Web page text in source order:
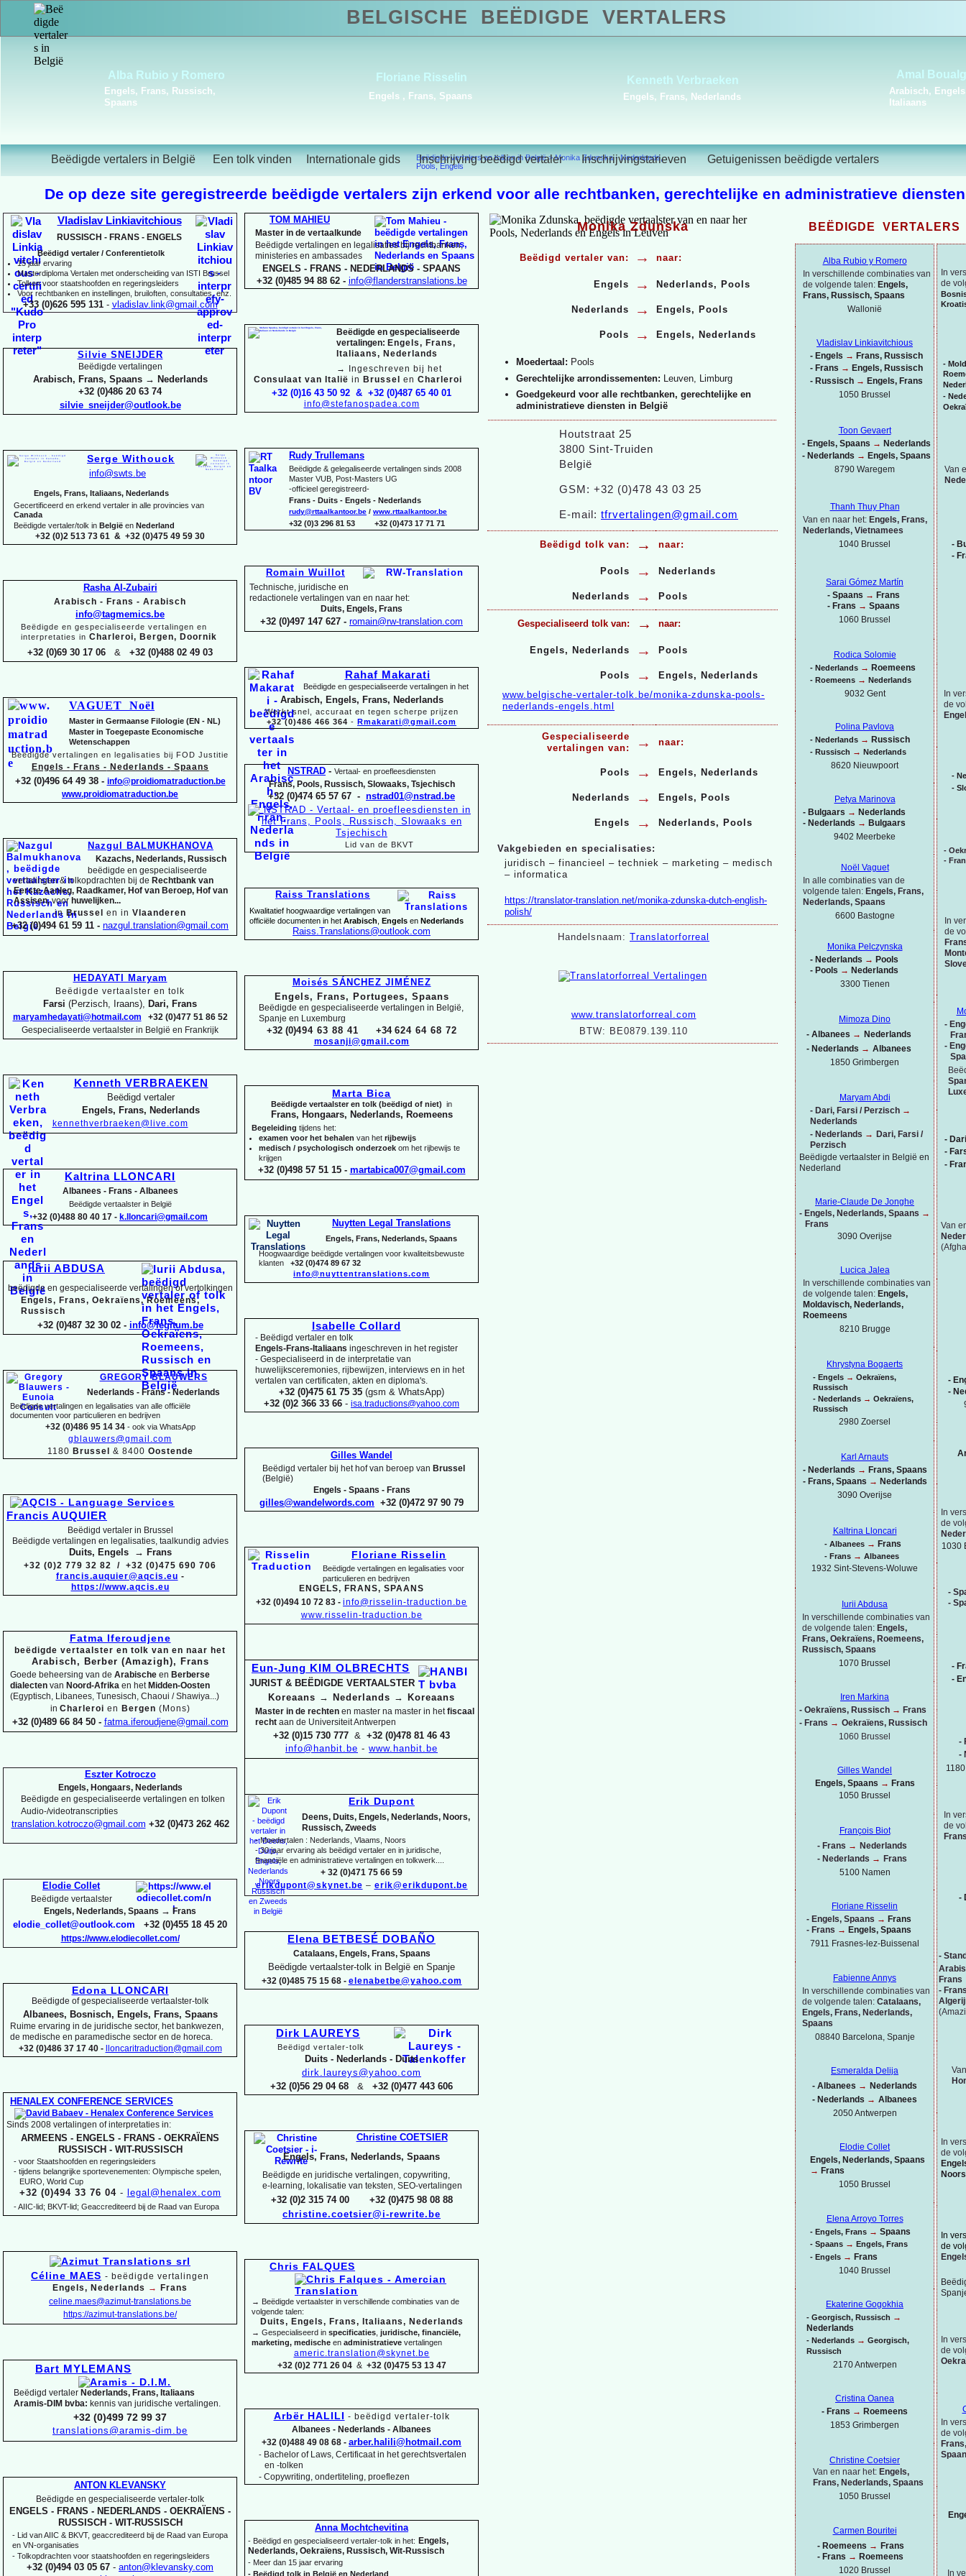
Beëdigde vertalers en tolken in België>Monika Zdunska - Nederlands,
Pools, Engels
Beëdigde vertalers in België Een tolk vinden Internationale gids Inschrijving beëdigd vertaler Inschrijvingstarieven Getuigenissen beëdigde vertalers
Arabisch,
Frédérique Christiaens
Engels, Frans, Portugees,
Spaans
Alba Carvajal
Duits, Engels, Frans,
Portugees, Spaans
Pol Cverle
Nederlands, Sloveens
BELGISCHE BEËDIGDE VERTALERS
BEËDIGDE
In
de
-
-
Van
-
-
In
de
-
-
-
-
In
de
-
-
-
-
-
Van
-
-
In
de
1030
-
-
-
-
-
-
In
de
-
-
Frans
-
In
de
In
de
In
de
In
de
In
Alba Rubio y Romero
In verschillende combinaties van
de volgende talen: Engels,
Frans, Russisch, Spaans
Wallonië
Vladislav Linkiavitchious
- Engels → Frans, Russisch
- Frans → Engels, Russisch
- Russisch → Engels, Frans
1050 Brussel
Toon Gevaert
- Engels, Spaans → Nederlands
- Nederlands → Engels, Spaans
8790 Waregem
Thanh Thuy Phan
Van en naar het: Engels, Frans,
Nederlands, Vietnamees
1040 Brussel
Sarai Gómez Martín
- Spaans → Frans
- Frans → Spaans
1060 Brussel
Rodica Solomie
- Nederlands → Roemeens
- Roemeens → Nederlands
9032 Gent
Polina Pavlova
- Nederlands → Russisch
- Russisch → Nederlands
8620 Nieuwpoort
Petya Marinova
- Bulgaars → Nederlands
- Nederlands → Bulgaars
9402 Meerbeke
Noël Vaguet
In alle combinaties van de
volgende talen: Engels, Frans,
Nederlands, Spaans
6600 Bastogne
Monika Pelczynska
- Nederlands → Pools
- Pools → Nederlands
3300 Tienen
Mimoza Dino
- Albanees → Nederlands
- Nederlands → Albanees
1850 Grimbergen
Maryam Abdi
- Dari, Farsi / Perzisch →
Nederlands
- Nederlands → Dari, Farsi /
Perzisch
Beëdigde vertaalster in België en
Nederland
Marie-Claude De Jonghe
- Engels, Nederlands, Spaans →
Frans
3090 Overijse
Lucica Jalea
In verschillende combinaties van
de volgende talen: Engels,
Moldavisch, Nederlands,
Roemeens
8210 Brugge
Khrystyna Bogaerts
- Engels → Oekraïens,
Russisch
- Nederlands → Oekraïens,
Russisch
2980 Zoersel
Karl Arnauts
- Nederlands → Frans, Spaans
- Frans, Spaans → Nederlands
3090 Overijse
Kaltrina Lloncari
- Albanees → Frans
- Frans → Albanees
1932 Sint-Stevens-Woluwe
Iurii Abdusa
In verschillende combinaties van
de volgende talen: Engels,
Frans, Oekraïens, Roemeens,
Russisch, Spaans
1070 Brussel
Iren Markina
- Oekraïens, Russisch → Frans
- Frans → Oekraïens, Russisch
1060 Brussel
Gilles Wandel
Engels, Spaans → Frans
1050 Brussel
François Biot
- Frans → Nederlands
- Nederlands → Frans
5100 Namen
Floriane Risselin
- Engels, Spaans → Frans
- Frans → Engels, Spaans
7911 Frasnes-lez-Buissenal
Fabienne Annys
In verschillende combinaties van
de volgende talen: Catalaans,
Engels, Frans, Nederlands,
Spaans
08840 Barcelona, Spanje
Esmeralda Delija
- Albanees → Nederlands
- Nederlands → Albanees
2050 Antwerpen
Elodie Collet
Engels, Nederlands, Spaans
→ Frans
1050 Brussel
Elena Arroyo Torres
- Engels, Frans → Spaans
- Spaans → Engels, Frans
- Engels → Frans
1040 Brussel
Ekaterine Gogokhia
- Georgisch, Russisch →
Nederlands
- Nederlands → Georgisch,
Russisch
2170 Antwerpen
Cristina Oanea
- Frans → Roemeens
1853 Grimbergen
Christine Coetsier
Van en naar het: Engels,
Frans, Nederlands, Spaans
1050 Brussel
Carmen Bouritei
- Roemeens → Frans
- Frans → Roemeens
1020 Brussel
De op deze site geregistreerde beëdigde vertalers zijn erkend voor alle rechtbanken, gerechtelijke en administratieve
TOM MAHIEU
Master in de vertaalkunde
Beëdigde vertalingen en legalisaties bij rechtbanken,
ministeries en ambassades
ENGELS - FRANS - NEDERLANDS - SPAANS
+32 (0)485 94 88 62 - info@flanderstranslations.be
Beëdigde en gespecialiseerde
vertalingen: Engels, Frans,
Italiaans, Nederlands
→
Ingeschreven bij het
Consulaat van Italië in Brussel en Charleroi
+32 (0)16 43 50 92 & +32 (0)487 65 40 01
info@stefanospadea.com
Rudy Trullemans
Beëdigde & gelegaliseerde vertalingen sinds 2008
Master VUB, Post-Masters UG
-officieel geregistreerd-
Frans - Duits - Engels - Nederlands
rudy@rttaalkantoor.be / www.rttaalkantoor.be
+32 (0)3 296 81 53 +32 (0)473 17 71 71
Romain Wuillot
Technische, juridische en
redactionele vertalingen van en naar het:
Duits, Engels, Frans
+32 (0)497 147 627 - romain@rw-translation.com
Rahaf Makarati
Beëdigde en gespecialiseerde vertalingen in het
Arabisch, Engels, Frans, Nederlands
Werkt snel, accuraat en tegen scherpe prijzen
+32 (0)486 466 364 - Rmakarati@gmail.com
NSTRAD - Vertaal- en proefleesdiensten
Frans, Pools, Russisch, Slowaaks, Tsjechisch
+32 (0)474 65 57 67 - nstrad01@nstrad.be
Lid van de BKVT
Raiss Translations
Kwalitatief hoogwaardige vertalingen van
officiële documenten in het Arabisch Engels en Nederlands
Raiss .Translations@outlook.com
Moisés SÁNCHEZ JIMÉNEZ
Engels, Frans, Portugees, Spaans
Beëdigde en gespecialiseerde vertalingen in België,
Spanje en Luxemburg
+32 (0)494 63 88 41 +34 624 64 68 72
mosanji@gmail.com
Marta Bica
Beëdigde vertaalster en tolk (beëdigd of niet) in
Frans, Hongaars, Nederlands, Roemeens
Begeleiding tijdens het:
examen voor het behalen van het rijbewijs
medisch / psychologisch onderzoek om het rijbewijs te
krijgen
+32 (0)498 57 51 15 - martabica007@gmail.com
Nuytten Legal Translations
Engels, Frans, Nederlands, Spaans
Hoogwaardige beëdigde vertalingen voor kwaliteitsbewuste
klanten +32 (0)474 89 67 32
info@nuyttentranslations.com
Isabelle Collard
- Beëdigd vertaler en tolk
Engels-Frans- Italiaans ingeschreven in het register
- Gespecialiseerd in de interpretatie van
huwelijksceremonies, rijbewijzen, interviews en in het
vertalen van certificaten, akten en diploma's.
+32 (0)475 61 75 35 (gsm & WhatsApp)
+32 (0)2 366 33 66 - isa.traductions@yahoo.com
Gilles Wandel
Beëdigd vertaler bij het hof van beroep van Brussel
(België)
Engels -Spaans -Frans
gilles@wandelwords.com +32 (0)472 97 90 79
Floriane Risselin
Beëdigde vertalingen en legalisaties voor
particulieren en bedrijven
ENGELS, FRANS, SPAANS
+32 (0)494 10 72 83 - info@risselin-traduction.be
www.risselin-traduction.be
Eun-Jung KIM OLBRECHTS
JURIST & BEËDIGDE VERTAALSTER
Koreaans → Nederlands → Koreaans
Master in de rechten en master na master in hetfiscaal
recht aan de Universiteit Antwerpen
+32 (0)15 730 777 & +32 (0)478 81 46 43
info@hanbit.be - www.hanbit.be
Erik Dupont
Deens, Duits, Engels, Nederlands, Noors,
Russisch, Zweeds
-Moedertalen : Nederlands, Vlaams, Noors
-30 jaar ervaring als beëdigd vertaler en in juridische,
financiële en administratieve vertalingen en tolkwerk....
+ 32 (0)471 75 66 59
erikdupont@skynet.be – erik@erikdupont.be
Elena BETBESÉ DOBAÑO
Catalaans, Engels, Frans, Spaans
Beëdigde vertaalster-tolk in België en Spanje
+32 (0)485 75 15 68 - elenabetbe@yahoo.com
Dirk LAUREYS
Beëdigd vertaler-tolk
Duits - Nederlands - Duits
dirk.laureys@yahoo.com
+32 (0)56 29 04 68 & +32 (0)477 443 606
Christine COETSIER
Engels, Frans, Nederlands, Spaans
Beëdigde en juridische vertalingen, copywriting,
e- learning, lokalisatie van teksten, SEO-vertalingen
+32 (0)2 315 74 00 +32 (0)475 98 08 88
christine.coetsier@i-rewrite.be
Chris FALQUES
→ Beëdigde vertaalster in verschillende combinaties van de
volgende talen:
Duits, Engels, Frans, Italiaans, Nederlands
→ Gespecialiseerd in specificaties juridische, financiële,
marketing, medische en administratieve vertalingen
americ.translation@skynet.be
+32 (0)2 771 26 04& +32 (0)475 53 13 47
Arbër HALILI - beëdigd vertaler-tolk
Albanees - Nederlands - Albanees
+32 (0)488 49 08 68 - arber.halili@hotmail.com
- Bachelor of Laws, Certificaat in het gerechtsvertalen
en -tolken
- Copywriting, ondertiteling, proeflezen
Anna Mochtchevitina
- Beëdigd en gespecialiseerd vertaler-tolk in het: Engels,
Nederlands, Oekraïens, Russisch, Wit-Russisch
- Meer dan 15 jaar ervaring
- Beëdigd tolk in België en Nederland
Vladislav Linkiavitchious
RUSSISCH - FRANS - ENGELS
Beëdigd vertaler / Conferentietolk
15 jaar ervaring
Masterdiploma Vertalen met onderscheiding van ISTI Brussel
Tolken voor staatshoofden en regeringsleiders
Voor rechtbanken en instellingen, bruiloften, consultaties, enz.
+33 (0)626 595 131- vladislav.link@gmail.com
Silvie SNEIJDER
Beëdigde vertalingen
Arabisch, Frans, Spaans → Nederlands
+32 (0)486 20 63 74
silvie_sneijder@outlook.be
Serge Withouck
info@swts.be
Engels, Frans, Italiaans, Nederlands
Gecertificeerd en erkend vertaler in alle provincies van
Canada
Beëdigde vertaler/tolk in België en Nederland
+32 (0)2 513 73 61 & +32 (0)475 49 59 30
Rasha Al-Zubairi
Arabisch - Frans - Arabisch
info@tagmemics.be
Beëdigde en gespecialiseerde vertalingen en
interpretaties in Charleroi, Bergen, Doornik
+32 (0)69 30 17 06 & +32 (0)488 02 49 03
VAGUET Noël
Master in Germaanse Filologie (EN - NL)
Master in Toegepaste Economische
Wetenschappen
Beëdigde vertalingen en legalisaties bij FOD Justitie
Engels - Frans - Nederlands - Spaans
+32 (0)496 64 49 38 - info@proidiomatraduction.be
www.proidiomatraduction.be
Nazgul BALMUKHANOVA
Kazachs, Nederlands, Russisch
beëdigde en gespecialiseerde
vertalingen &tolkopdrachten bij de Rechtbank van
Eerste Aanleg, Raadkamer, Hof van Beroep, Hof van
Assisen,voor huwelijken...
in Brussel en in Vlaanderen
+32 (0)494 61 59 11 - nazgul.translation@gmail.com
HEDAYATI Maryam
Beëdigde vertaalster en tolk
Farsi (Perzisch, Iraans), Dari, Frans
maryamhedayati@hotmail.com
+32 (0)477 51 86 52
Gespecialiseerde vertaalster in België en Frankrijk
Kenneth VERBRAEKEN
Beëdigd vertaler
Engels, Frans, Nederlands
kennethverbraeken@live.com
Kaltrina LLONCARI
Albanees -Frans -Albanees
Beëdigde vertaalster in België
+32 (0)488 80 40 17 - k.lloncari@gmail.com
Iurii ABDUSA
beëdigde en gespecialiseerde vertalingen of vertolkingen
Engels, Frans, Oekraïens, Roemeens,
Russisch
+32 (0)487 32 30 02 - info@legitum.be
GREGORY BLAUWERS
Nederlands - Frans -Nederlands
Beëdigde vertalingen en legalisaties van alle officiële
documenten voor particulieren en bedrijven
+32 (0)486 95 14 34 -ook via WhatsApp
gblauwers@gmail.com
1180 Brussel & 8400 Oostende
Francis AUQUIER
Beëdigd vertaler in Brussel
Beëdigde vertalingen en legalisaties, taalkundig advies
Duits, Engels → Frans
+32 (0)2 779 32 82 / +32 (0)475 690 706
francis.auquier@aqcis.eu -
https://www.aqcis.eu
Fatma Iferoudjene
beëdigde vertaalster en tolk van en naar het
Arabisch, Berber (Amazigh), Frans
Goede beheersing van de Arabische en Berberse
dialecten van Noord-Afrika en hetMidden-Oosten
(Egyptisch, Libanees, Tunesisch, Chaoui / Shawiya...)
in Charleroi en Bergen (Mons)
+32 (0)489 66 84 50 - fatma.iferoudjene@gmail.com
Eszter Kotroczo
Engels, Hongaars, Nederlands
Beëdigde en gespecialiseerde vertalingen en tolken
Audio-/videotranscripties
translation.kotroczo@gmail.com +32 (0)473 262 462
Elodie Collet
Beëdigde vertaalster
Engels, Nederlands, Spaans → Frans
elodie_collet@outlook.com +32 (0)455 18 45 20
https://www.elodiecollet.com/
Edona LLONCARI
Beëdigde of gespecialiseerde vertaalster-tolk
Albanees, Bosnisch, Engels, Frans, Spaans
Ruime ervaring in de juridische sector, het bankwezen,
de medische en paramedische sector en de horeca.
+32 (0)486 37 17 40 -
lloncaritraduction@gmail.com
HENALEX CONFERENCE SERVICES
Sinds 2008 vertalingen of interpretaties in:
ARMEENS - ENGELS - FRANS - OEKRAÏENS
RUSSISCH -WIT-RUSSISCH
- voor Staatshoofden en regeringsleiders
- tijdens belangrijke sportevenementen: Olympische spelen,
EURO, World Cup
+32 (0)494 33 76 04- legal@henalex.com
-AIIC-lid; BKVT-lid; Geaccrediteerd bij de Raad van Europa
Céline MAES - beëdigde vertalingen
Engels, Nederlands →
Frans
celine.maes@azimut-translations.be
https://azimut-translations.be/
Bart MYLEMANS
Beëdigd vertaler Nederlands, Frans, Italiaans
Aramis-DIM bvba: kennis van juridische vertalingen.
+32 (0)499 72 99 37
translations@aramis-dim.be
ANTON KLEVANSKY
Beëdigde en gespecialiseerde vertaler-tolk
ENGELS - FRANS - NEDERLANDS - OEKRAÏENS -
RUSSISCH -WIT-RUSSISCH
- Lid van AIIC & BKVT, geaccrediteerd bij de Raad van Europa
en VN-organisaties
- Tolkopdrachten voor staatshoofden en regeringsleiders
+32 (0)494 03 05 67 - anton@klevansky.com
Beëdigd vertaler van: → naar:
Engels → Nederlands, Pools
Nederlands → Engels, Pools
Pools → Engels, Nederlands
Moedertaal: Pools
Gerechtelijke arrondissementen: Leuven, Limburg
Goedgekeurd voor alle rechtbanken, gerechtelijke en
administratieve diensten in België
Beëdigd tolk van: → naar:
Pools → Nederlands
Nederlands → Pools
Gespecialiseerd tolk van: → naar:
Engels, Nederlands → Pools
Pools →
Engels, Nederlands
www.belgische-vertaler-tolk.be/monika-zdunska-pools-
nederlands-engels.html
Gespecialiseerde
vertalingen van:
→ naar:
Pools → Engels, Nederlands
Nederlands → Engels, Pools
Engels → Nederlands, Pools
Vakgebieden en specialisaties:
juridisch – financieel – techniek – marketing – medisch
– informatica
https://translator-translation.net/monika-zdunska-dutch-english-
polish/
Handelsnaam: Translatorforreal
www.translatorforreal.com
BTW: BE0879.139.110
Monika Zdunska
Houtstraat 25
3800 Sint-Truiden
België
GSM: +32 (0)478 43 03 25
E-mail: tfrvertalingen@gmail.com